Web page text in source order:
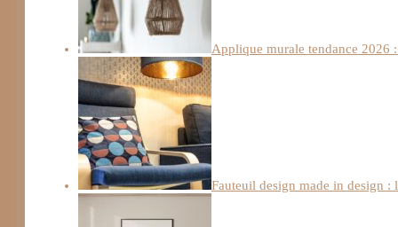
Applique murale tendance 2026
Fauteuil design made in design